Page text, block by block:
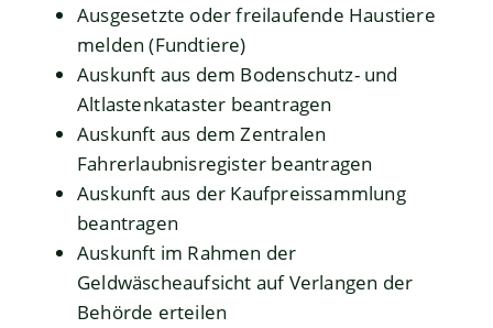
Ausgesetzte oder freilaufende Haustiere
melden (Fundtiere)
Auskunft aus dem Bodenschutz- und
Altlastenkataster beantragen
Auskunft aus dem Zentralen
Fahrerlaubnisregister beantragen
Auskunft aus der Kaufpreissammlung
beantragen
Auskunft im Rahmen der
Geldwäscheaufsicht auf Verlangen der
Behörde erteilen